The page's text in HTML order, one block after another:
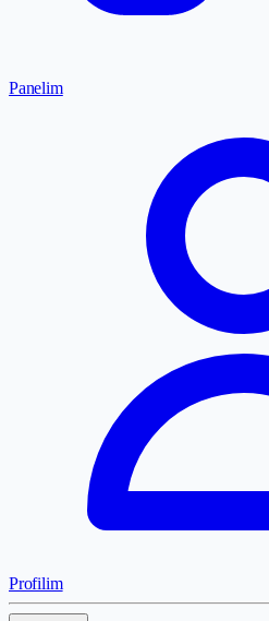
Panelim
Profilim